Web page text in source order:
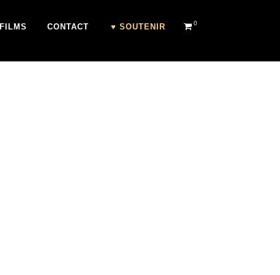
FILMS CONTACT ♥ SOUTENIR 0